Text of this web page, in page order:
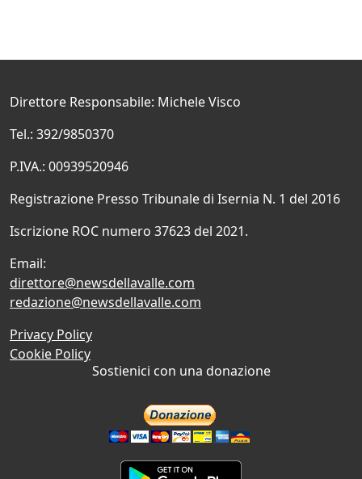
Direttore Responsabile: Michele Visco
Tel.: 392/9850370
P.IVA.: 00939520946
Registrazione Presso Tribunale di Isernia N. 1 del 2016
Iscrizione ROC numero 37623 del 2021.
Email:
direttore@newsdellavalle.com
redazione@newsdellavalle.com
Privacy Policy
Cookie Policy
Sostienici con una donazione